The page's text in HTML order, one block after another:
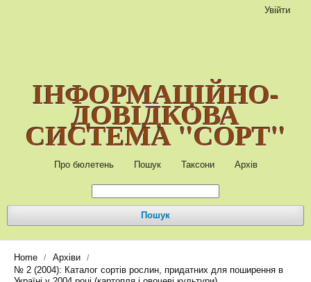
ІНФОРМАЦІЙНО-
ДОВІДКОВА
СИСТЕМА "СОРТ"
Про бюлетень Пошук Таксони Архів
Пошук
Увійти
Home / Архіви /
№ 2 (2004): Каталог сортів рослин, придатних для поширення в